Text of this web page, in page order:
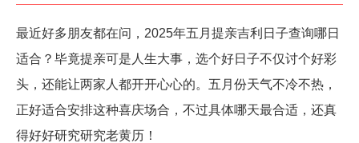
风水
名字
最近好多朋友都在问，2025年五月提亲吉利日子查询哪日
适合？毕竟提亲可是人生大事，选个好日子不仅讨个好彩
头，还能让两家人都开开心心的。五月份天气不冷不热，
正好适合安排这种喜庆场合，不过具体哪天最合适，还真
得好好研究研究老黄历！